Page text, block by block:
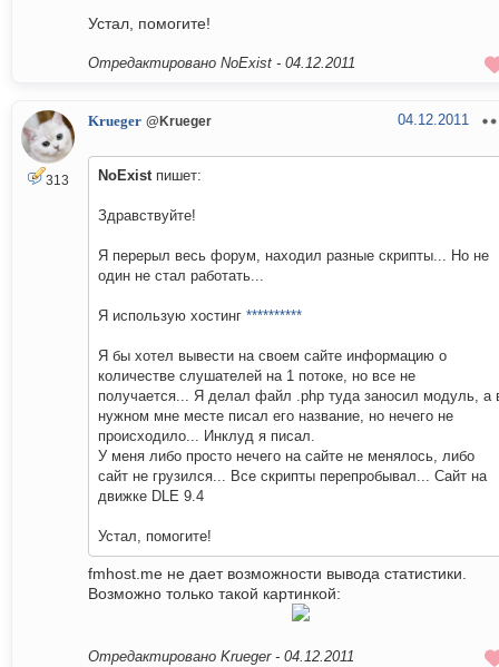
Устал, помогите!
Отредактировано NoExist - 04.12.2011
313
Krueger @Krueger 04.12.2011
NoExistпишет:
Здравствуйте!
Я перерыл весь форум, находил разные скрипты... Но не
один не стал работать...
Я использую хостинг **********
Я бы хотел вывести на своем сайте информацию о
количестве слушателей на 1 потоке, но все не
получается... Я делал файл .php туда заносил модуль, а
нужном мне месте писал его название, но нечего не
происходило... Инклуд я писал.
У меня либо просто нечего на сайте не менялось, либо
сайт не грузился... Все скрипты перепробывал... Сайт на
движке DLE 9.4
Устал, помогите!
fmhost.me не дает возможности вывода статистики.
Возможно только такой картинкой:
Отредактировано Krueger - 04.12.2011